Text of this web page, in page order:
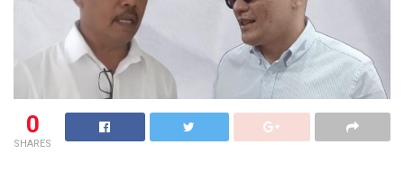
0
SHARES